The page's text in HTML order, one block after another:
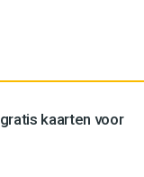
kaarten voor